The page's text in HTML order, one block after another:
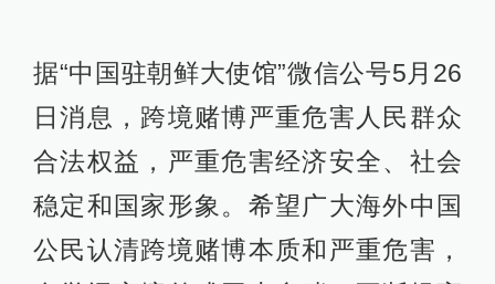
据“中国驻朝鲜大使馆”微信公号5月26
日消息，跨境赌博严重危害人民群众
合法权益，严重危害经济安全、社会
稳定和国家形象。希望广大海外中国
公民认清跨境赌博本质和严重危害，